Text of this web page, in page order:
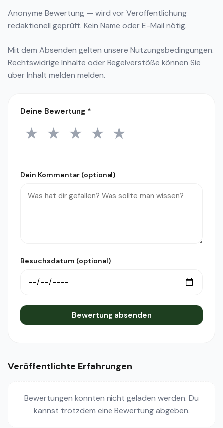
Anonyme Bewertung — wird vor Veröffentlichung
redaktionell geprüft. Kein Name oder E-Mail nötig.
Mit dem Absenden gelten unsere Nutzungsbedingungen.
Rechtswidrige Inhalte oder Regelverstöße können Sie
überInhalt melden melden.
Deine Bewertung *
1 Stern
★ 2 Sterne
★ 3 Sterne
★ 4 Sterne
★ 5 Sterne
★
Dein Kommentar (optional)
Besuchsdatum (optional)
Bewertung absenden
Veröffentlichte Erfahrungen
Bewertungen konnten nicht geladen werden. Du
kannst trotzdem eine Bewertung abgeben.